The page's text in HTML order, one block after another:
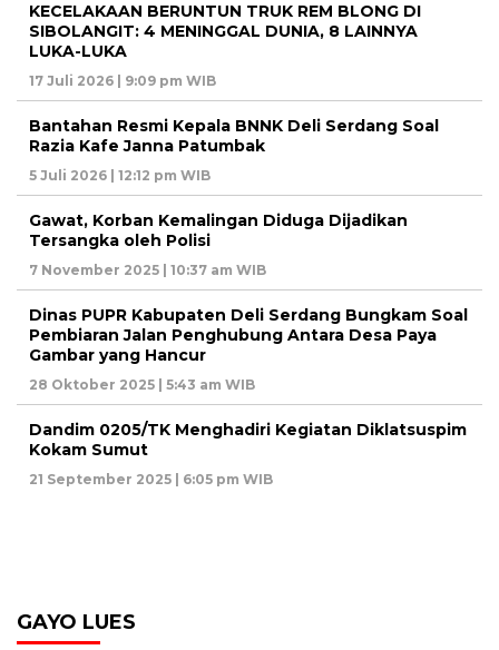
KECELAKAAN BERUNTUN TRUK REM BLONG DI
SIBOLANGIT: 4 MENINGGAL DUNIA, 8 LAINNYA
LUKA-LUKA
17 Juli 2026 | 9:09 pm WIB
Bantahan Resmi Kepala BNNK Deli Serdang Soal
Razia Kafe Janna Patumbak
5 Juli 2026 | 12:12 pm WIB
Gawat, Korban Kemalingan Diduga Dijadikan
Tersangka oleh Polisi
7 November 2025 | 10:37 am WIB
Dinas PUPR Kabupaten Deli Serdang Bungkam Soal
Pembiaran Jalan Penghubung Antara Desa Paya
Gambar yang Hancur
28 Oktober 2025 | 5:43 am WIB
Dandim 0205/TK Menghadiri Kegiatan Diklatsuspim
Kokam Sumut
21 September 2025 | 6:05 pm WIB
GAYO LUES